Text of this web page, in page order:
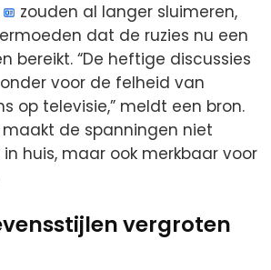
zouden al langer sluimeren,
dat de ruzies nu een
bereikt. “De heftige discussies
voor de felheid van
op televisie,” meldt een bron.
de spanningen niet
huis, maar ook merkbaar voor
vergroten